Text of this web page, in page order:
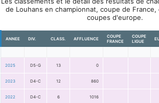
de Louhans en championnat, coupe de
coupes d'europe.
ANNEE DIV. CLASS. AFFLUENCE
COUPE
FRANCE
COUPE
LIGUE
2025 D5-G 13 0
2023 D4-C 12 860
2022 D4-C 6 1016